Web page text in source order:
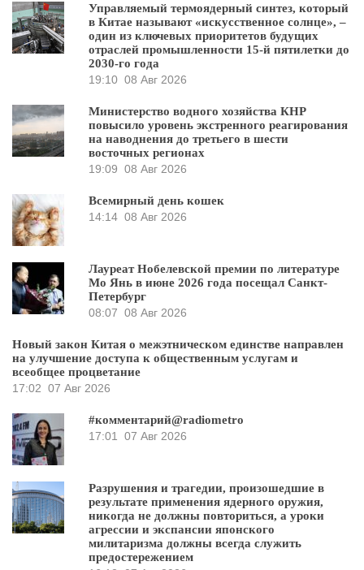
Управляемый термоядерный синтез, который
в Китае называют «искусственное солнце», –
один из ключевых приоритетов будущих
отраслей промышленности 15-й пятилетки до
2030-го года
19:10 08 Авг 2026
Министерство водного хозяйства КНР
повысило уровень экстренного реагирования
на наводнения до третьего в шести
восточных регионах
19:09 08 Авг 2026
Всемирный день кошек
14:14 08 Авг 2026
Лауреат Нобелевской премии по литературе
Мо Янь в июне 2026 года посещал Санкт-
Петербург
08:07 08 Авг 2026
Новый закон Китая о межэтническом единстве направлен
на улучшение доступа к общественным услугам и
всеобщее процветание
17:02 07 Авг 2026
#комментарий@radiometro
17:01
07 Авг 2026
Разрушения и трагедии, произошедшие в
результате применения ядерного оружия,
никогда не должны повториться, а уроки
агрессии и экспансии японского
милитаризма должны всегда служить
предостережением